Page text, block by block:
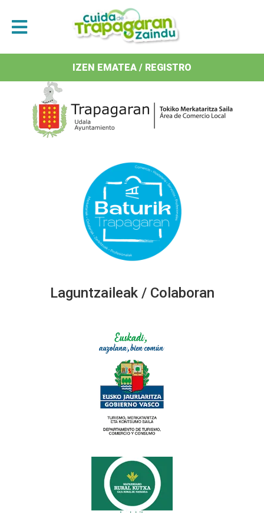
Antolatzaileak / Organizan
Laguntzaileak / Colaboran
IZEN EMATEA / REGISTRO